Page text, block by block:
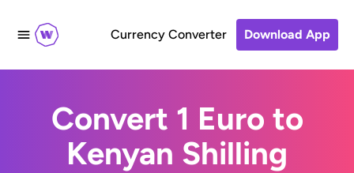
Currency Converter Download App
Convert 1 Euro to
Kenyan Shilling